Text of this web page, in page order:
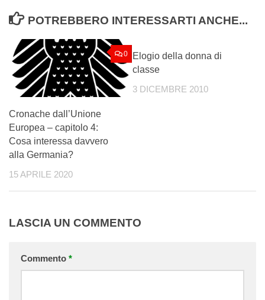
POTREBBERO INTERESSARTI ANCHE...
0
Cronache dall’Unione
Europea – capitolo 4:
Cosa interessa davvero
alla Germania?
15 APRILE 2020
Elogio della donna di
classe
3 DICEMBRE 2010
LASCIA UN COMMENTO
Commento *